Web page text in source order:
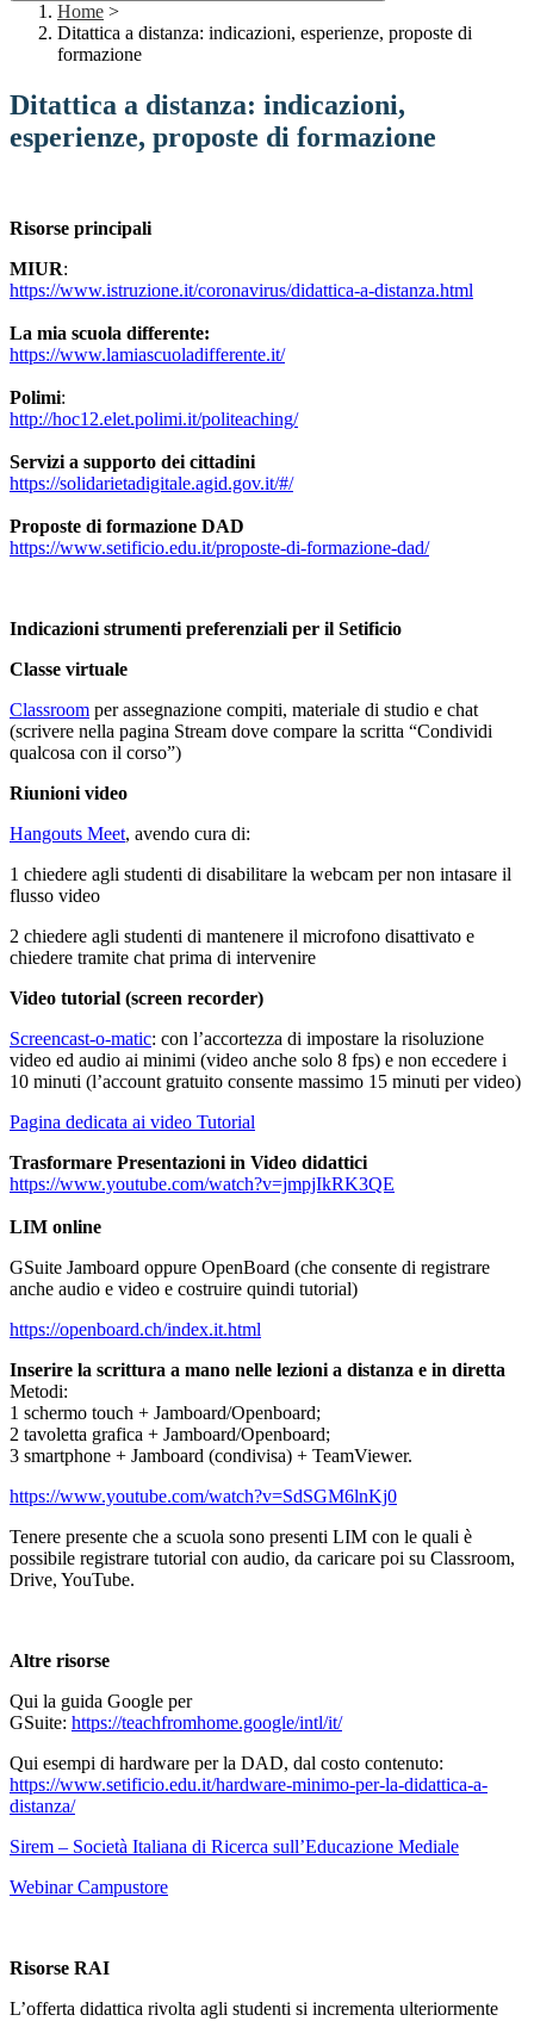
Home >
Ditattica a distanza: indicazioni, esperienze, proposte di
formazione
Ditattica a distanza: indicazioni,
esperienze, proposte di formazione
Risorse principali
MIUR:
https://www.istruzione.it/coronavirus/didattica-a-distanza.html
La mia scuola differente:
https://www.lamiascuoladifferente.it/
Polimi:
http://hoc12.elet.polimi.it/politeaching/
Servizi a supporto dei cittadini
https://solidarietadigitale.agid.gov.it/#/
Proposte di formazione DAD
https://www.setificio.edu.it/proposte-di-formazione-dad/
Indicazioni strumenti preferenziali per il Setificio
Classe virtuale
Classroom per assegnazione compiti, materiale di studio e chat
(scrivere nella pagina Stream dove compare la scritta “Condividi
qualcosa con il corso”)
Riunioni video
Hangouts Meet, avendo cura di:
1 chiedere agli studenti di disabilitare la webcam per non intasare il
flusso video
2 chiedere agli studenti di mantenere il microfono disattivato e
chiedere tramite chat prima di intervenire
Video tutorial (screen recorder)
Screencast-o-matic: con l’accortezza di impostare la risoluzione
video ed audio ai minimi (video anche solo 8 fps) e non eccedere i
10 minuti (l’account gratuito consente massimo 15 minuti per video)
Pagina dedicata ai video Tutorial
Trasformare Presentazioni in Video didattici
https://www.youtube.com/watch?v=jmpjIkRK3QE
LIM online
GSuite Jamboard oppure OpenBoard (che consente di registrare
anche audio e video e costruire quindi tutorial)
https://openboard.ch/index.it.html
Inserire la scrittura a mano nelle lezioni a distanza e in diretta
Metodi:
1 schermo touch + Jamboard/Openboard;
2 tavoletta grafica + Jamboard/Openboard;
3 smartphone + Jamboard (condivisa) + TeamViewer.
https://www.youtube.com/watch?v=SdSGM6lnKj0
Tenere presente che a scuola sono presenti LIM con le quali è
possibile registrare tutorial con audio, da caricare poi su Classroom,
Drive, YouTube.
Altre risorse
Qui la guida Google per
GSuite: https://teachfromhome.google/intl/it/
Qui esempi di hardware per la DAD, dal costo contenuto:
https://www.setificio.edu.it/hardware-minimo-per-la-didattica-a-
distanza/
Sirem – Società Italiana di Ricerca sull’Educazione Mediale
Webinar Campustore
Risorse RAI
L’offerta didattica rivolta agli studenti si incrementa ulteriormente